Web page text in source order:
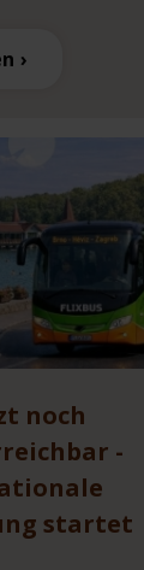
noch
-
startet